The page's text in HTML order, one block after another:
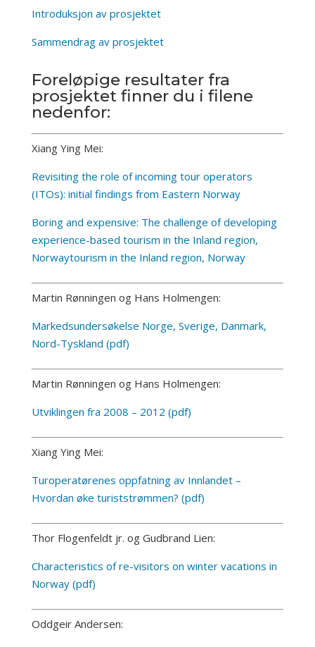
Introduksjon av prosjektet
Sammendrag av prosjektet
Foreløpige resultater fra
prosjektet finner du i filene
nedenfor:
Xiang Ying Mei:
Revisiting the role of incoming tour operators
(ITOs): initial findings from Eastern Norway
Boring and expensive: The challenge of developing
experience-based tourism in the Inland region,
Norwaytourism in the Inland region, Norway
Martin Rønningen og Hans Holmengen:
Markedsundersøkelse Norge, Sverige, Danmark,
Nord-Tyskland (pdf)
Martin Rønningen og Hans Holmengen:
Utviklingen fra 2008 – 2012 (pdf)
Xiang Ying Mei:
Turoperatørenes oppfatning av Innlandet –
Hvordan øke turiststrømmen? (pdf)
Thor Flogenfeldt jr. og Gudbrand Lien:
Characteristics of re-visitors on winter vacations in
Norway (pdf)
Oddgeir Andersen: